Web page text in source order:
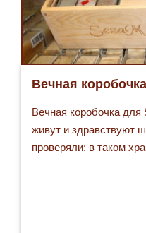
Вечная
Вечная коробочка для
живут и здравствуют
проверяли: в таком